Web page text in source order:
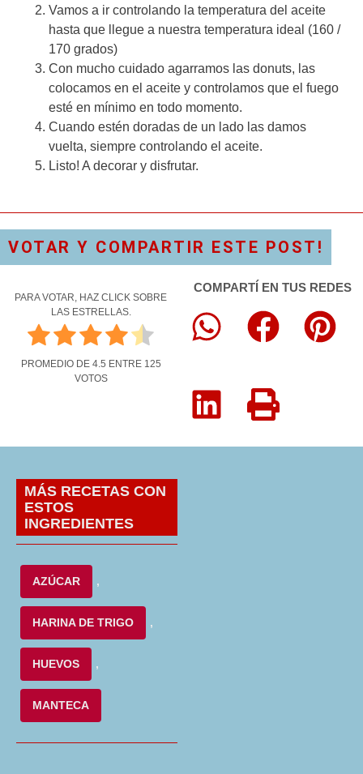
Vamos a ir controlando la temperatura del aceite
hasta que llegue a nuestra temperatura ideal (160 /
170 grados)
Con mucho cuidado agarramos las donuts, las
colocamos en el aceite y controlamos que el fuego
esté en mínimo en todo momento.
Cuando estén doradas de un lado las damos
vuelta, siempre controlando el aceite.
Listo! A decorar y disfrutar.
VOTAR Y COMPARTIR ESTE POST!
PARA VOTAR, HAZ CLICK SOBRE
LAS ESTRELLAS.
PROMEDIO DE 4.5 ENTRE 125
VOTOS
COMPARTÍ EN TUS REDES
MÁS RECETAS CON
ESTOS
INGREDIENTES
AZÚCAR ,
HARINA DE TRIGO ,
HUEVOS ,
MANTECA